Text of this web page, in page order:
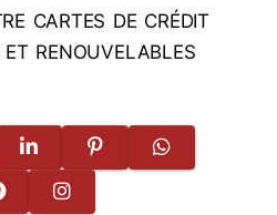
cartes de crédit
renouvelables